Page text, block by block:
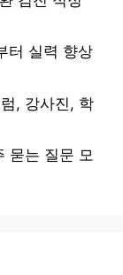
터 실력 향상
, 강사진, 학
묻는 질문 모